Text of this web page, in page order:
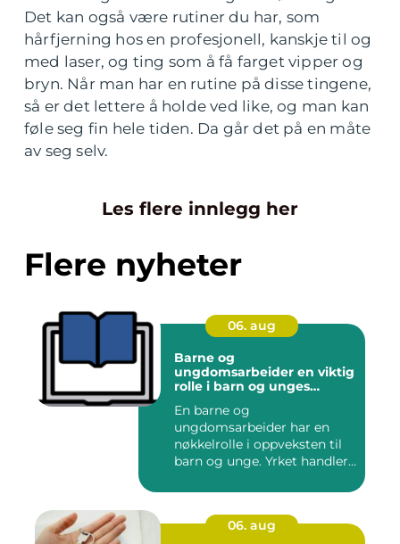
Det kan også være rutiner du har, som
hårfjerning hos en profesjonell, kanskje til og
med laser, og ting som å få farget vipper og
bryn. Når man har en rutine på disse tingene,
så er det lettere å holde ved like, og man kan
føle seg fin hele tiden. Da går det på en måte
av seg selv.
Les flere innlegg her
Flere nyheter
06. aug
Barne og
ungdomsarbeider en viktig
rolle i barn og unges
En barne og
ungdomsarbeider har en
nøkkelrolle i oppveksten til
barn og unge. Yrket handler
06. aug